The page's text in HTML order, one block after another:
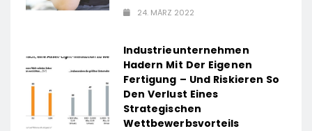
24. MÄRZ 2022
Industrieunternehmen
Hadern Mit Der Eigenen
Fertigung – Und Riskieren So
Den Verlust Eines
Strategischen
Wettbewerbsvorteils